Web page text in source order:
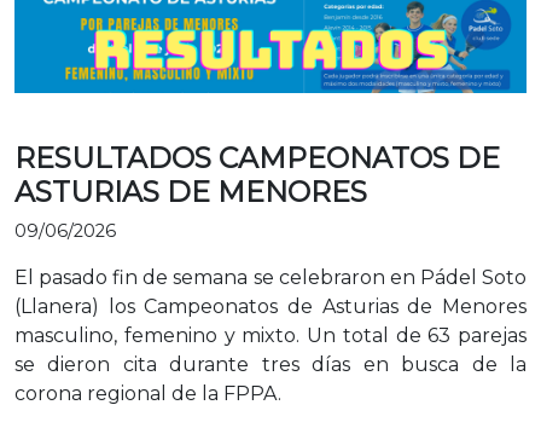
RESULTADOS CAMPEONATOS DE
ASTURIAS DE MENORES
09/06/2026
El pasado fin de semana se celebraron en Pádel Soto
(Llanera) los Campeonatos de Asturias de Menores
masculino, femenino y mixto. Un total de 63 parejas
se dieron cita durante tres días en busca de la
corona regional de la FPPA.